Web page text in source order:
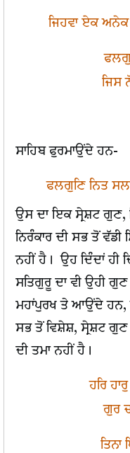
ਜਿਹਵਾ ਏਕ
ਜਿਸ
ਸਾਹਿਬ ਫੁਰਮਾਉਂਦੇ ਹਨ-
ਫਲਗੁਣਿ ਨਿਤ
ਉਸ ਦਾ ਇਕ ਸ੍ਰੇਸ਼ਟ
ਨਿਰੰਕਾਰ ਦੀ ਸਭ ਤੋਂ ਵੱਡੀ
ਨਹੀਂ ਹੈ। ਉਹ ਦਿੰਦਾਂ ਹੀ
ਸਤਿਗੁਰੂ ਦਾ ਵੀ ਉਹੀ
ਮਹਾਂਪੁਰਖ ਤੇ ਆਉਂਦੇ
ਸਭ ਤੋਂ ਵਿਸ਼ੇਸ਼, ਸ੍ਰੇਸ਼ਟ
ਦੀ ਤਮਾ ਨਹੀਂ ਹੈ।
ਹਰਿ
ਗੁਰ
ਤਿਨਾ